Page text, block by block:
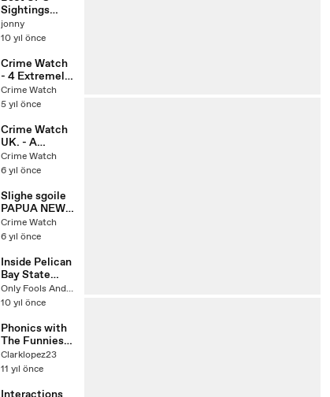
to ? Blow
Mind . Must
watch!
Sightings
Ever Caught
On Tape
jonny
10 yıl önce
Crime Watch
- 4 Extremely
Disturbing
Interviews
Killers
Crime Watch
5 yıl önce
Crime Watch
UK. - A
Factory Filled
With Illegal
Crime Watch
6 yıl önce
Slighe sgoile
PAPUA NEW
GUINEA - The
Most
Ways To
School
Crime Watch
6 yıl önce
Inside Pelican
Bay State
Prison (PBSP)
| Full
HD
Only Fools And Horses
10 yıl önce
Phonics with
The Funnies 7
/n/
Clarklopez23
11 yıl önce